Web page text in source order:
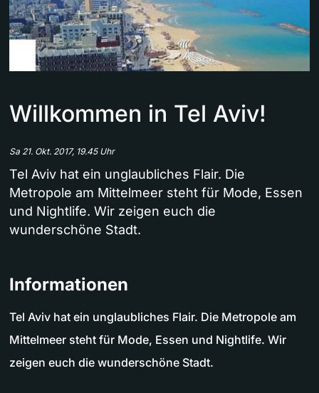
Willkommen in Tel Aviv!
Sa 21. Okt. 2017, 19.45 Uhr
Tel Aviv hat ein unglaubliches Flair. Die
Metropole am Mittelmeer steht für Mode, Essen
und Nightlife. Wir zeigen euch die
wunderschöne Stadt.
Informationen
Tel Aviv hat ein unglaubliches Flair. Die Metropole am
Mittelmeer steht für Mode, Essen und Nightlife. Wir
zeigen euch die wunderschöne Stadt.